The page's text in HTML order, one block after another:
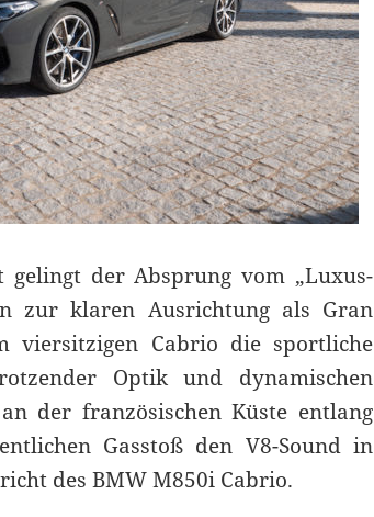
der Absprung vom „Luxus-
zur klaren Ausrichtung als Gran
viersitzigen Cabrio die sportliche
Optik und dynamischen
der französischen Küste entlang
Gasstoß den V8-Sound in
des BMW M850i Cabrio.